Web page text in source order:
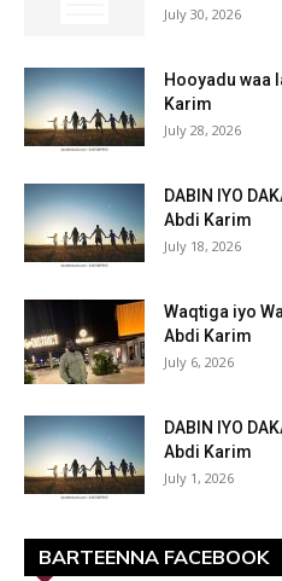
July 30, 2026
Hooyadu waa
Karim
July 28, 2026
DABIN IYO
Abdi Karim
July 18, 2026
Waqtiga iyo
Abdi Karim
July 6, 2026
DABIN IYO
Abdi Karim
July 1, 2026
BARTEENNA FACEBOOK